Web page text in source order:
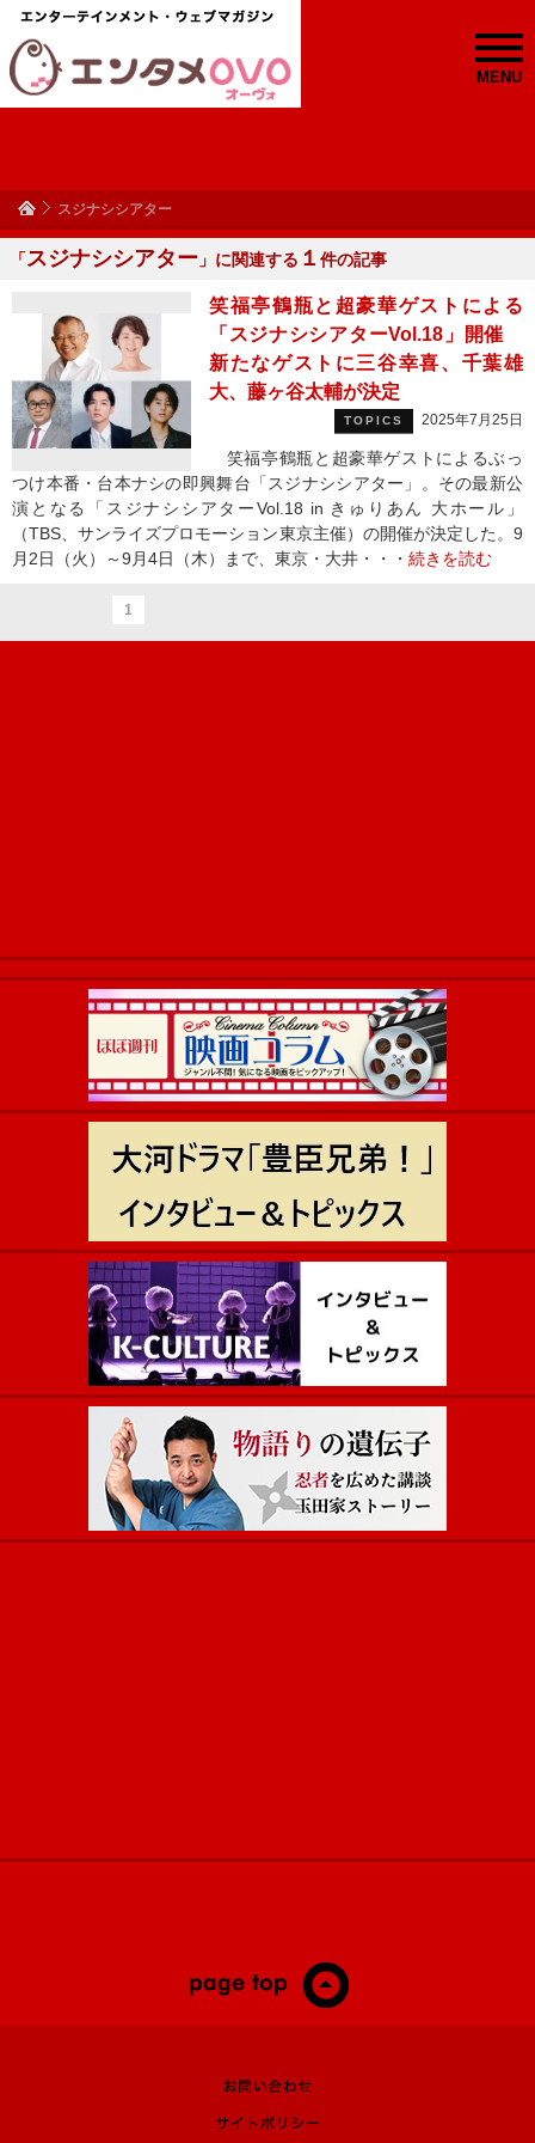
MENU
スジナシシアター
「スジナシシアター 」に関連する １ 件の記事
笑福亭鶴瓶と超豪華ゲストによる
「スジナシシアターVol.18」開催
新たなゲストに三谷幸喜、千葉雄
大、藤ヶ谷太輔が決定
TOPICS 2025年7月25日
笑福亭鶴瓶と超豪華ゲストによるぶっ
つけ本番・台本ナシの即興舞台「スジナシシアター」。その最新公
演となる「スジナシシアターVol.18 in きゅりあん 大ホール」
（TBS、サンライズプロモーション東京主催）の開催が決定した。9
月2日（火）～9月4日（木）まで、東京・大井・・・ 続きを読む
1